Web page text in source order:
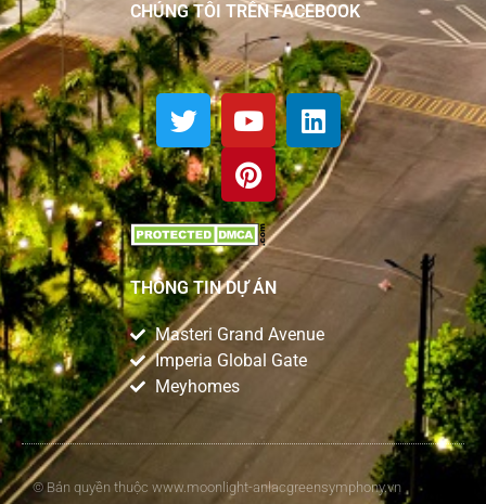
CHÚNG TÔI TRÊN FACEBOOK
THÔNG TIN DỰ ÁN
Masteri Grand Avenue
Imperia Global Gate
Meyhomes
© Bản quyền thuộc www.moonlight-anlacgreensymphony.vn